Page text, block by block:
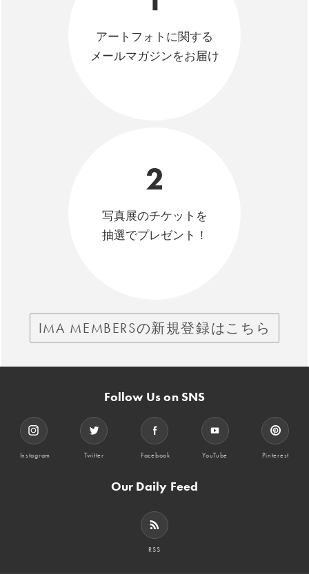
アートフォトに関する
メールマガジンをお届け
2
写真展のチケットを
抽選でプレゼント！
IMA MEMBERSの新規登録はこちら
Follow Us on SNS
Instagram Twitter Facebook YouTube Pinterest
Our Daily Feed
RSS